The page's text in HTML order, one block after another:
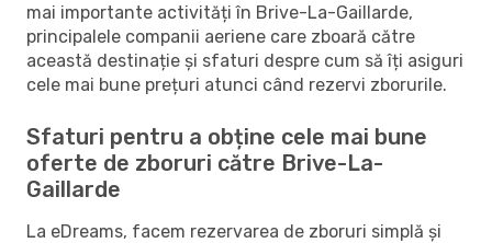
mai importante activități în Brive-La-Gaillarde,
principalele companii aeriene care zboară către
această destinație și sfaturi despre cum să îți asiguri
cele mai bune prețuri atunci când rezervi zborurile.
Sfaturi pentru a obține cele mai bune
oferte de zboruri către Brive-La-
Gaillarde
La eDreams, facem rezervarea de zboruri simplă și